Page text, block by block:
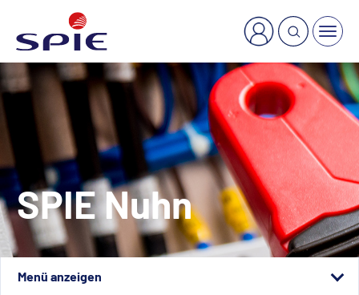
Welche Dienstleistung suchen Sie? ×
SPIE Nuhn